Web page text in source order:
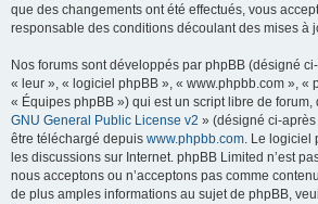
que des changements ont été effectués, vous
responsable des conditions découlant des mises à
Nos forums sont développés par phpBB (désigné
« leur », « logiciel phpBB », « www.phpbb.com », «
« Équipes phpBB ») qui est un script libre de
GNU General Public License v2 » (désigné ci-
être téléchargé depuis www.phpbb.com. Le logiciel
les discussions sur Internet. phpBB Limited n’est
nous acceptons ou n’acceptons pas comme
de plus amples informations au sujet de phpBB,